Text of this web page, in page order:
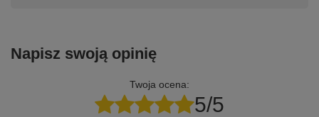
Napisz swoją opinię
Twoja ocena:
5/5